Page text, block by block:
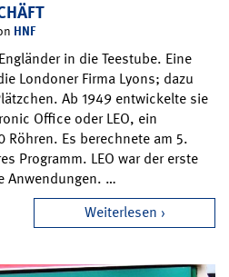
HNF
in die Teestube. Eine
Londoner Firma Lyons; dazu
Ab 1949 entwickelte sie
Office oder LEO, ein
Es berechnete am 5.
Programm. LEO war der erste
Anwendungen. …
Weiterlesen